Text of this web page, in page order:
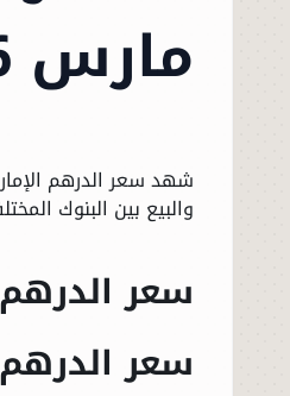
مارس 2026
والبيع بين البنوك
سعر الدرهم
سعر الدرهم